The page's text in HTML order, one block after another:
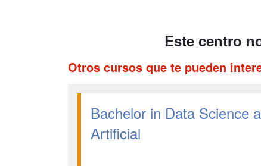
Este centro
Otros cursos que te pueden
Bachelor in Data Science
Artificial